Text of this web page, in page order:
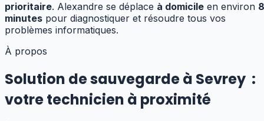
prioritaire. Alexandre se déplace à domicile en environ 8
minutes pour diagnostiquer et résoudre tous vos
problèmes informatiques.
À propos
Solution de sauvegarde à Sevrey :
votre technicien à proximité